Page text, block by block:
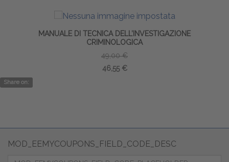
MANUALE DI TECNICA DELL’INVESTIGAZIONE
CRIMINOLOGICA
49,00 €
46,55 €
Share on:
MOD_EEMYCOUPONS_FIELD_CODE_DESC